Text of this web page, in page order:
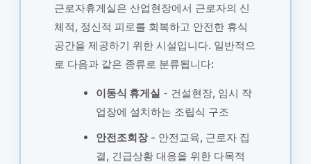
근로자휴게실은 산업현장에서 근로자의 신
체적, 정신적 피로를 회복하고 안전한 휴식
공간을 제공하기 위한 시설입니다. 일반적으
로 다음과 같은 종류로 분류됩니다:
이동식 휴게실 - 건설현장, 임시 작
업장에 설치하는 조립식 구조
안전조회장- 안전교육, 근로자 집
결, 긴급상황 대응을 위한 다목적